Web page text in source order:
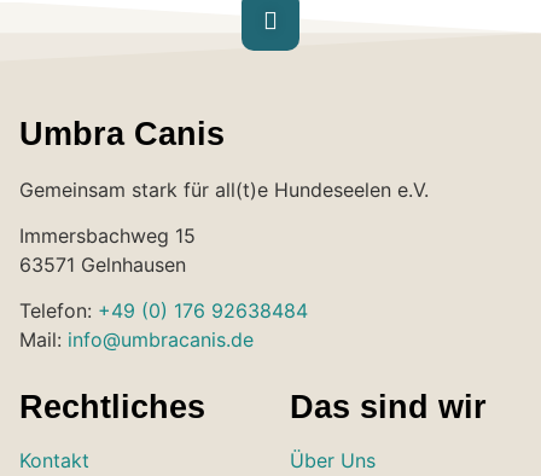
Umbra Canis
Gemeinsam stark für all(t)e Hundeseelen e.V.
Immersbachweg 15
63571 Gelnhausen
Telefon: +49 (0) 176 92638484
Mail: info@umbracanis.de
Rechtliches
Kontakt
Das sind wir
Über Uns